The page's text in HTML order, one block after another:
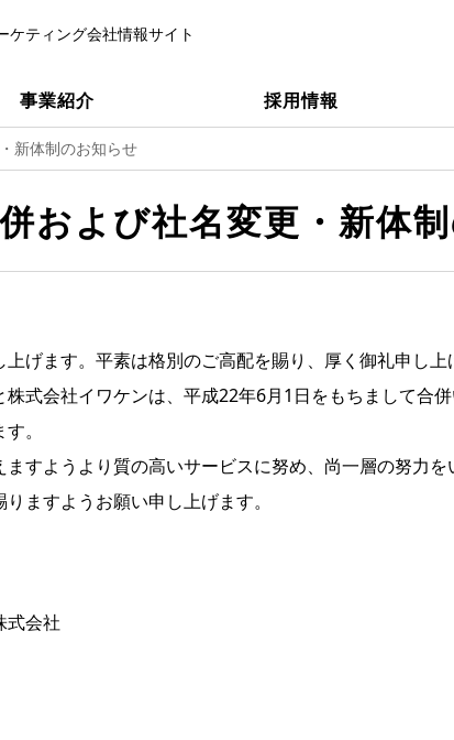
ケティング会社情報サイト
事業紹介 採用情報
新体制のお知らせ
および社名変更・新体
げます。平素は格別のご高配を賜り、厚く御礼申し上
式会社イワケンは、平成22年6月1日をもちまして合
。
すようより質の高いサービスに努め、尚一層の努力を
ますようお願い申し上げます。
式会社